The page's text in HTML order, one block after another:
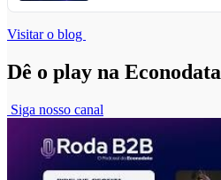
Visitar o blog
Dê o play na Econodata
Siga nosso canal